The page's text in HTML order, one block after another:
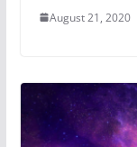
August 21, 2020